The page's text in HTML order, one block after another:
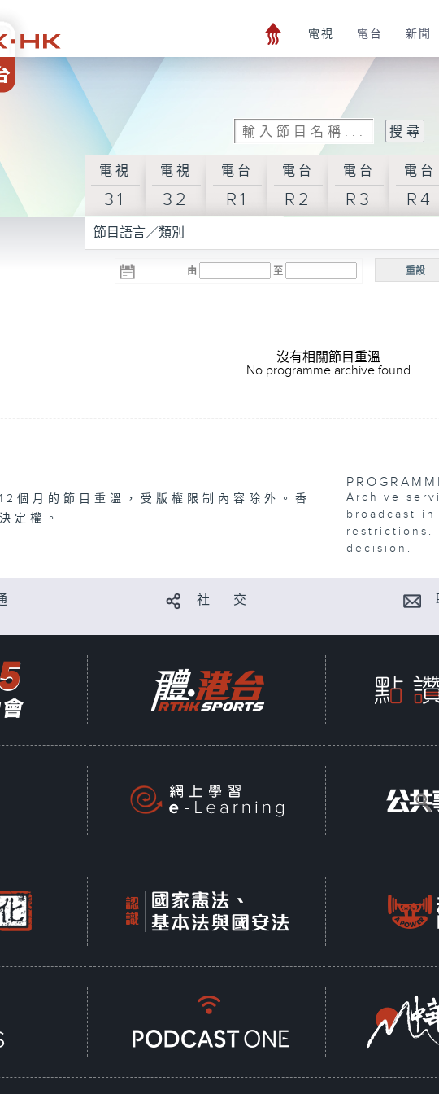
電視 電台 新聞
電視
31
電視
32
電台
R1
電台
R2
電台
R3
電台
R4
節目語言／類別
由 至 重設
沒有相關節目重溫
No programme archive found
個月的節目重溫，受版權限制內容除外。香
定權。
Archive
broadcast
restrictions.
decision.
社 交